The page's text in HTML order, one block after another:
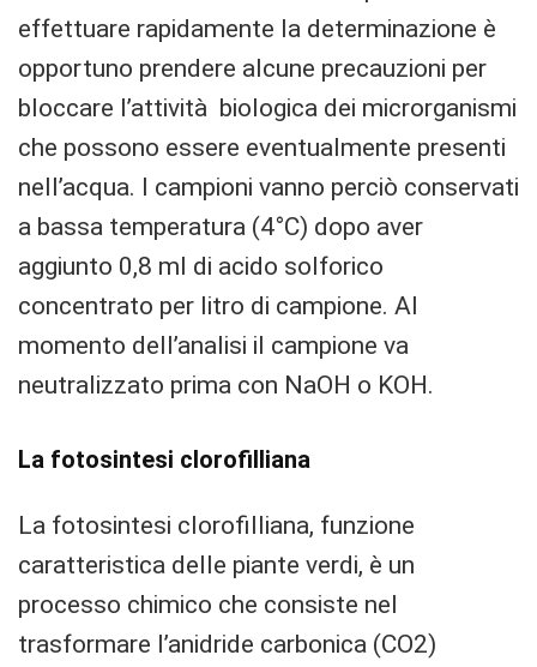
effettuare rapidamente la determinazione è
opportuno prendere alcune precauzioni per
bloccare l’attività biologica dei microrganismi
che possono essere eventualmente presenti
nell’acqua. I campioni vanno perciò conservati
a bassa temperatura (4°C) dopo aver
aggiunto 0,8 ml di acido solforico
concentrato per litro di campione. Al
momento dell’analisi il campione va
neutralizzato prima con NaOH o KOH.
La fotosintesi clorofilliana
La fotosintesi clorofilliana, funzione
caratteristica delle piante verdi, è un
processo chimico che consiste nel
trasformare l’anidride carbonica (CO2)